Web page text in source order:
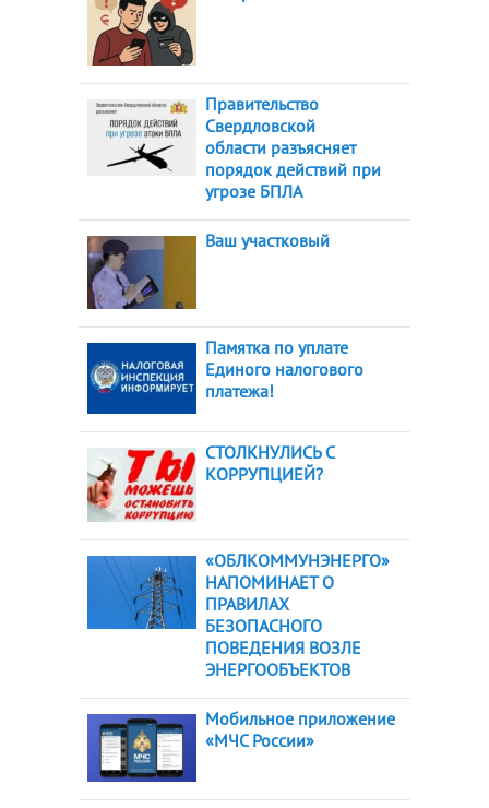
Правительство
Свердловской
области разъясняет
порядок действий при
угрозе БПЛА
Ваш участковый
Памятка по уплате
Единого налогового
платежа!
СТОЛКНУЛИСЬ С
КОРРУПЦИЕЙ?
«ОБЛКОММУНЭНЕРГО»
НАПОМИНАЕТ О
ПРАВИЛАХ
БЕЗОПАСНОГО
ПОВЕДЕНИЯ ВОЗЛЕ
ЭНЕРГООБЪЕКТОВ
Мобильное приложение
«МЧС России»